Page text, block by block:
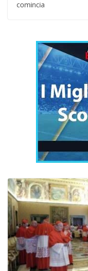
comincia